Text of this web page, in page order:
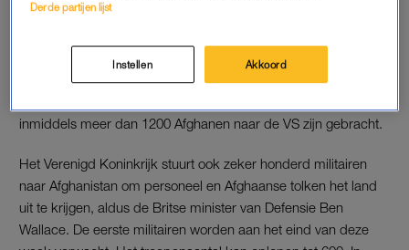
De VS brengen de diplomatieke aanwezigheid in Kabul terug
ministerie van Buitenlandse Zaken. Hij benadrukt dat de
ambassade openblijft. Daar verblijven naar verluidt nu nog
inmiddels meer dan 1200 Afghanen naar de VS zijn gebracht.
Het Verenigd Koninkrijk stuurt ook zeker honderd militairen
naar Afghanistan om personeel en Afghaanse tolken het land
uit te krijgen, aldus de Britse minister van Defensie Ben
Wallace. De eerste militairen worden aan het eind van deze
Derde partijen lijst
Instellen Akkoord